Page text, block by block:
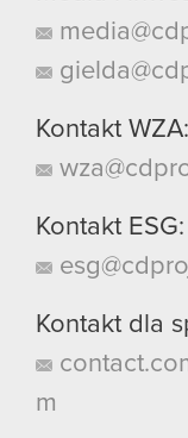
Kontakt WZA:
Kontakt ESG:
Kontakt dla
m